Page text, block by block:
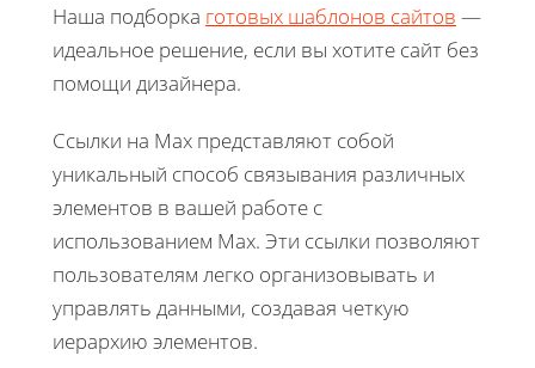
Наша подборка готовых шаблонов сайтов —
идеальное решение, если вы хотите сайт без
помощи дизайнера.
Ссылки на Max представляют собой
уникальный способ связывания различных
элементов в вашей работе с
использованием Max. Эти ссылки позволяют
пользователям легко организовывать и
управлять данными, создавая четкую
иерархию элементов.